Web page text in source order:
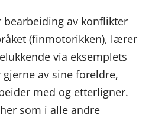
bearbeiding av konflikter
(finmotorikken), lærer
via eksemplets
av sine foreldre,
med og etterligner.
som i alle andre